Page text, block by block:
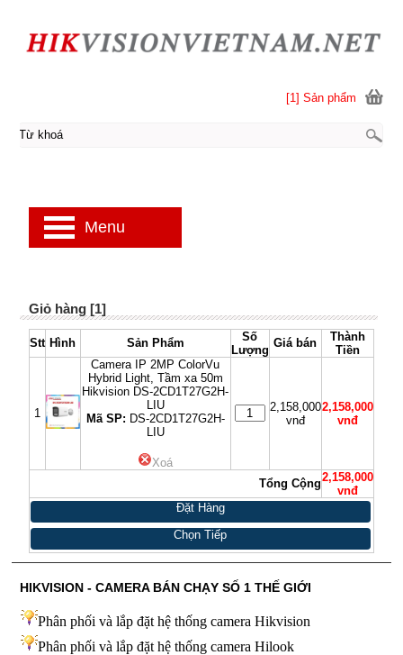
Giỏ hàng [1]
Stt Hình Sản Phẩm
Số
Lượng
Giá bán
Thành
Tiền
1
Camera IP 2MP ColorVu
Hybrid Light, Tầm xa 50m
Hikvision DS-2CD1T27G2H-
LIU
Mã SP: DS-2CD1T27G2H-
LIU
Xoá
2,158,000
vnđ
2,158,000
vnđ
Tổng Cộng2,158,000
vnđ
Đặt Hàng
Chọn Tiếp
[1] Sản phẩm
Menu
HIKVISION - CAMERA BÁN CHẠY SỐ 1 THẾ GIỚI
Phân phối và lắp đặt hệ thống camera Hikvision
Phân phối và lắp đặt hệ thống camera Hilook